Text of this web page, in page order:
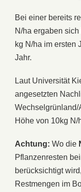
Bei einer bereits
N/ha ergaben
kg N/ha im ersten
Jahr.
Laut Universität
angesetzten
Wechselgrünland/
Höhe von 10kg N/
Achtung: Wo die
Pflanzenresten
berücksichtigt
Restmengen im